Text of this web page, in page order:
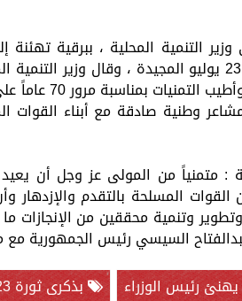
التنمية المحلية ، ببرقية
الوزراء بمناسبة ذكري ثورة 23 يوليو المجيدة ،
وطنية صادقة مع أبناء القوات
: متمنياً من المولى عز وجل أن
المسلحة بالتقدم والإزدهار
وتنمية محققين من الإنجازات
السيسي رئيس الجمهورية مع
يهنئ رئيس الوزراء بذكرى ثورة 23 يوليو